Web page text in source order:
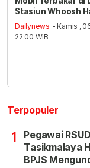
Stasiun Whoosh
Dailynews - Kamis ,
22:00 WIB
Terpopuler
1
Pegawai
Tasikmalaya
BPJS